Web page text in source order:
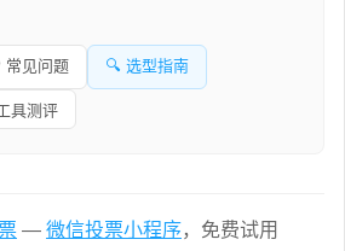
常见问题 🔍 选型指南
具测评
— 微信投票小程序，免费试用